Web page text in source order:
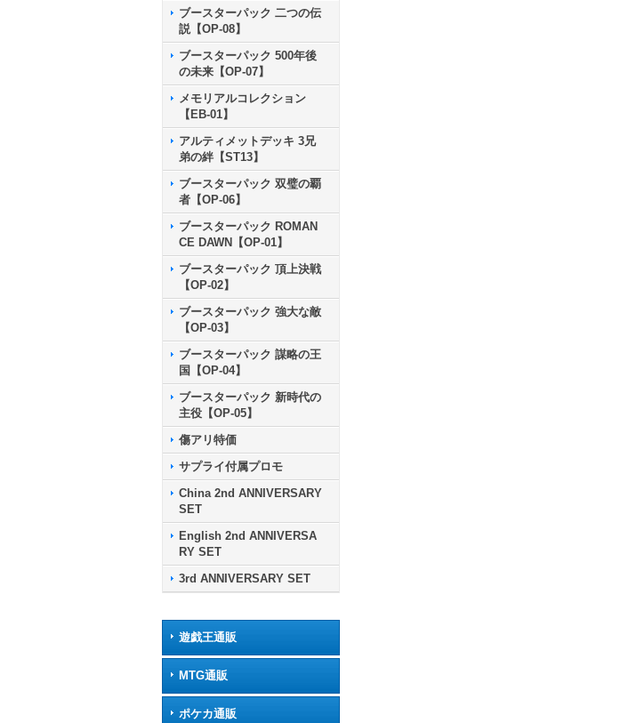
ブースターパック 二つの伝
説【OP-08】
ブースターパック 500年後
の未来【OP-07】
メモリアルコレクション
【EB-01】
アルティメットデッキ 3兄
弟の絆【ST13】
ブースターパック 双璧の覇
者【OP-06】
ブースターパック ROMAN
CE DAWN【OP-01】
ブースターパック 頂上決戦
【OP-02】
ブースターパック 強大な敵
【OP-03】
ブースターパック 謀略の王
国【OP-04】
ブースターパック 新時代の
主役【OP-05】
傷アリ特価
サプライ付属プロモ
China 2nd ANNIVERSARY
SET
English 2nd ANNIVERSA
RY SET
3rd ANNIVERSARY SET
遊戯王通販
MTG通販
ポケカ通販